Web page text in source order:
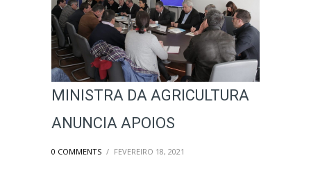
MINISTRA DA AGRICULTURA
ANUNCIA APOIOS
0 COMMENTS / FEVEREIRO 18, 2021